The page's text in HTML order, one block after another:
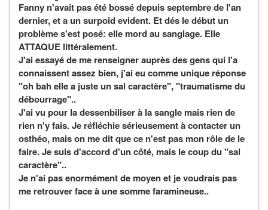
Fanny n'avait pas été bossé depuis septembre de l'an
dernier, et a un surpoid evident. Et dés le début un
problème s'est posé: elle mord au sanglage. Elle
ATTAQUE littéralement.
J'ai essayé de me renseigner auprès des gens qui l'a
connaissent assez bien, j'ai eu comme unique réponse
"oh bah elle a juste un sal caractère", "traumatisme du
débourrage"..
J'ai vu pour la dessenbiliser à la sangle mais rien de
rien n'y fais. Je réfléchie sérieusement à contacter un
osthéo, mais on me dit que ce n'est pas mon rôle de le
faire. Je suis d'accord d'un côté, mais le coup du "sal
caractère"..
Je n'ai pas enormément de moyen et je voudrais pas
me retrouver face à une somme faramineuse..